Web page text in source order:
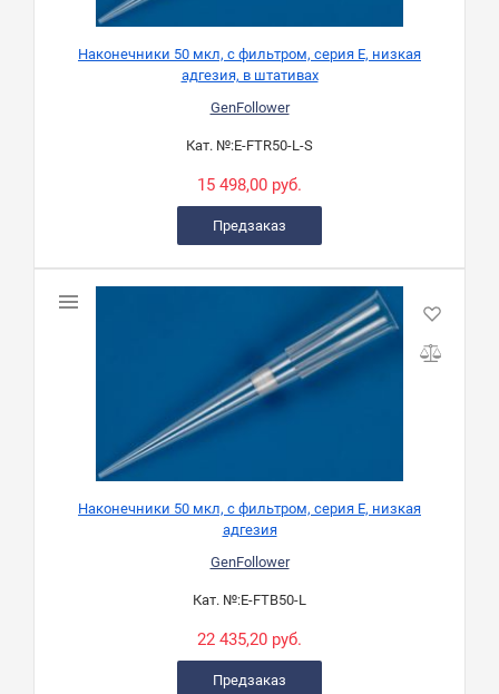
Наконечники 50 мкл, с фильтром, серия Е, низкая
адгезия, в штативах
GenFollower
Кат. №:E-FTR50-L-S
15 498,00 руб.
Предзаказ
Наконечники 50 мкл, с фильтром, серия Е, низкая
адгезия
GenFollower
Кат. №:E-FTB50-L
22 435,20 руб.
Предзаказ